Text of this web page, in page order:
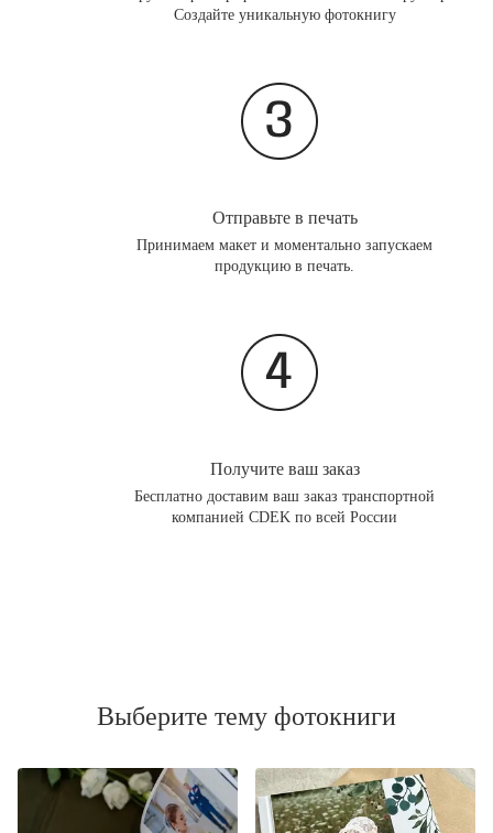
Создайте уникальную фотокнигу
Отправьте в печать
Принимаем макет и моментально запускаем
продукцию в печать.
Получите ваш заказ
Бесплатно доставим ваш заказ транспортной
компанией CDEK по всей России
Выберите тему фотокниги